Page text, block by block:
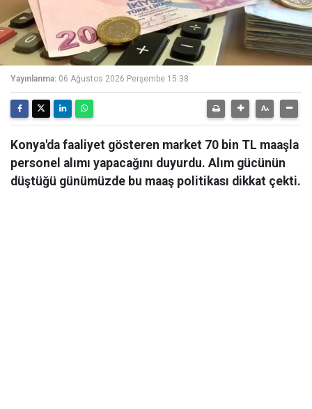
Yayınlanma: 06 Ağustos 2026 Perşembe 15:38
Konya'da faaliyet gösteren market 70 bin TL maaşla
personel alımı yapacağını duyurdu. Alım gücünün
düştüğü günümüzde bu maaş politikası dikkat çekti.